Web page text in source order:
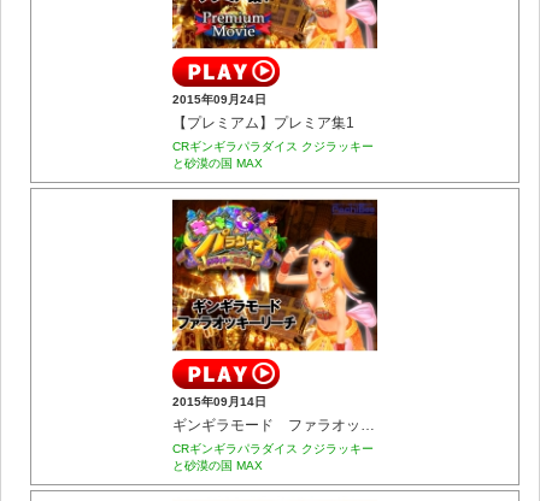
2015年09月24日
【プレミアム】プレミア集1
CRギンギラパラダイス クジラッキー
と砂漠の国 MAX
2015年09月14日
ギンギラモード ファラオッキーリーチ
CRギンギラパラダイス クジラッキー
と砂漠の国 MAX